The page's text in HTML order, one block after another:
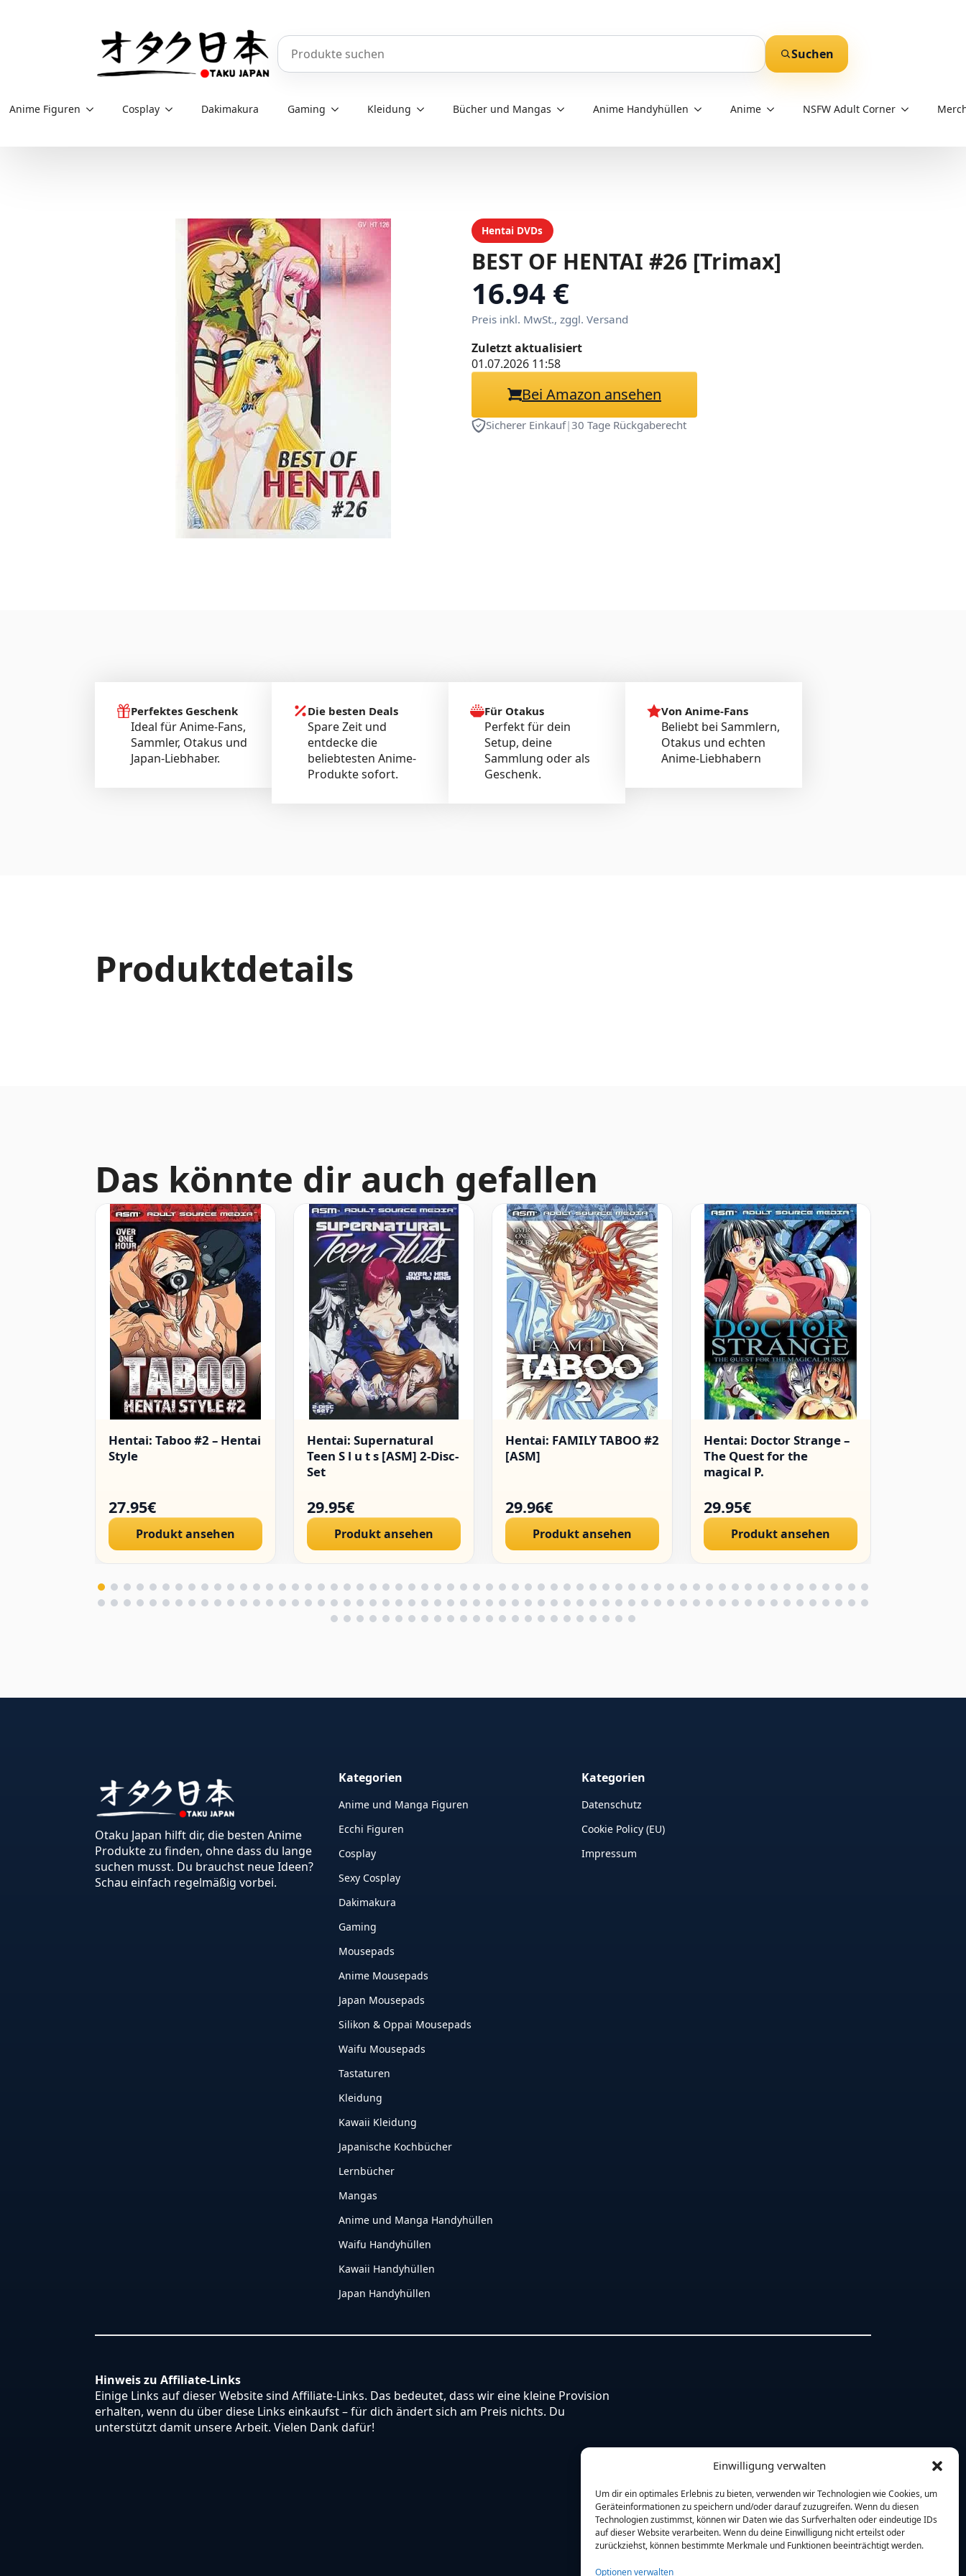
Einwilligung verwalten
Um dir ein optimales Erlebnis zu bieten, verwenden wir Technologien wie Cookies, um
Geräteinformationen zu speichern und/oder darauf zuzugreifen. Wenn du diesen
Technologien zustimmst, können wir Daten wie das Surfverhalten oder eindeutige IDs
auf dieser Website verarbeiten. Wenn du deine Einwilligung nicht erteilst oder
zurückziehst, können bestimmte Merkmale und Funktionen beeinträchtigt werden.
Optionen verwalten
Produkte durchsuchen
Suchen
Anime Figuren Cosplay Dakimakura Gaming Kleidung Bücher und Mangas Anime Handyhüllen Anime NSFW Adult Corner
Hentai DVDs
BEST OF HENTAI #26 [Trimax]
16.94 €
Preis inkl. MwSt., zggl. Versand
Zuletzt aktualisiert
01.07.2026 11:58
Bei Amazon ansehen
Sicherer Einkauf|30 Tage Rückgaberecht
Perfektes Geschenk
Ideal für Anime-Fans,
Sammler, Otakus und
Japan-Liebhaber.
Die besten Deals
Spare Zeit und
entdecke die
beliebtesten Anime-
Produkte sofort.
Für Otakus
Perfekt für dein
Setup, deine
Sammlung oder als
Geschenk.
Von Anime-Fans
Beliebt bei Sammlern,
Otakus und echten
Anime-Liebhabern
Produktdetails
Das könnte dir auch gefallen
Hentai: Taboo #2 – Hentai
Style
27.95€
Produkt ansehen
Hentai: Supernatural
Teen S l u t s [ASM] 2-Disc-
Set
29.95€
Produkt ansehen
Hentai: FAMILY TABOO #2
[ASM]
29.96€
Produkt ansehen
Hentai: Doctor Strange –
The Quest for the
magical P.
29.95€
Produkt ansehen
Otaku Japan hilft dir, die besten Anime
Produkte zu finden, ohne dass du lange
suchen musst. Du brauchst neue Ideen?
Schau einfach regelmäßig vorbei.
Kategorien
Anime und Manga Figuren
Ecchi Figuren
Cosplay
Sexy Cosplay
Dakimakura
Gaming
Mousepads
Anime Mousepads
Japan Mousepads
Silikon & Oppai Mousepads
Waifu Mousepads
Tastaturen
Kleidung
Kawaii Kleidung
Japanische Kochbücher
Lernbücher
Mangas
Anime und Manga Handyhüllen
Waifu Handyhüllen
Kawaii Handyhüllen
Japan Handyhüllen
Kategorien
Datenschutz
Cookie Policy (EU)
Impressum
Hinweis zu Affiliate-Links
Einige Links auf dieser Website sind Affiliate-Links. Das bedeutet, dass wir eine kleine Provision
erhalten, wenn du über diese Links einkaufst – für dich ändert sich am Preis nichts. Du
unterstützt damit unsere Arbeit. Vielen Dank dafür!